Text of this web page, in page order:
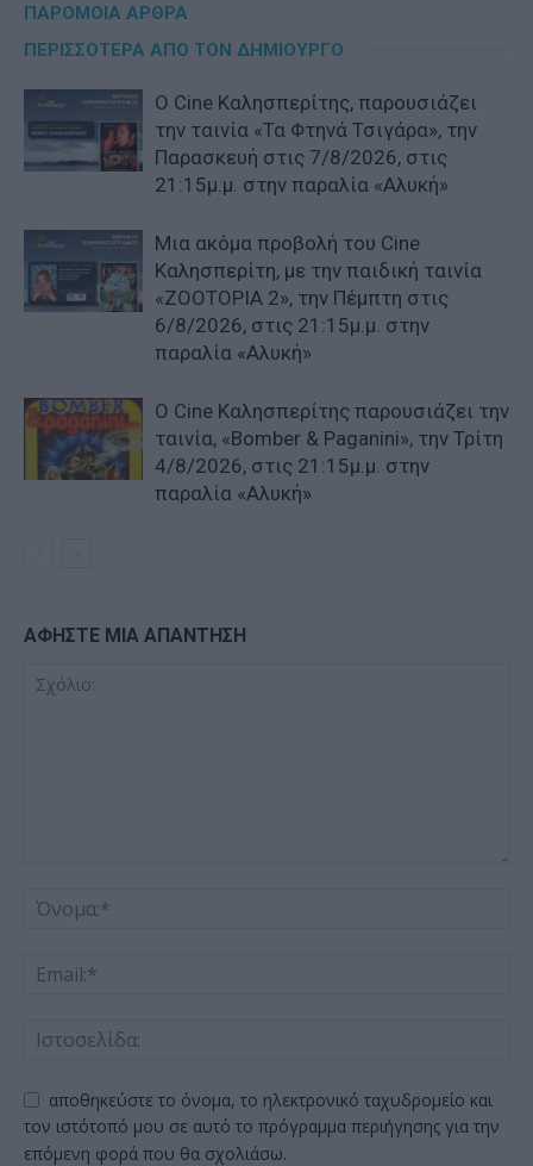
ΠΑΡΟΜΟΙΑ ΑΡΘΡΑ
ΠΕΡΙΣΣΟΤΕΡΑ ΑΠΟ ΤΟΝ ΔΗΜΙΟΥΡΓΟ
Ο Cine Καλησπερίτης, παρουσιάζει
την ταινία «Τα Φτηνά Τσιγάρα», την
Παρασκευή στις 7/8/2026, στις
21:15μ.μ. στην παραλία «Αλυκή»
Μια ακόμα προβολή του Cine
Καλησπερίτη, με την παιδική ταινία
«ZOOTOPIA 2», την Πέμπτη στις
6/8/2026, στις 21:15μ.μ. στην
παραλία «Αλυκή»
Ο Cine Καλησπερίτης παρουσιάζει την
ταινία, «Bomber & Paganini», την Τρίτη
4/8/2026, στις 21:15μ.μ. στην
παραλία «Αλυκή»
ΑΦΗΣΤΕ ΜΙΑ ΑΠΑΝΤΗΣΗ
αποθηκεύστε το όνομα, το ηλεκτρονικό ταχυδρομείο και
τον ιστότοπό μου σε αυτό το πρόγραμμα περιήγησης για την
επόμενη φορά που θα σχολιάσω.